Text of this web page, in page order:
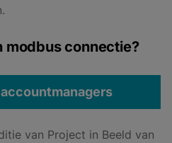
modbus connectie?
van Project in Beeld van